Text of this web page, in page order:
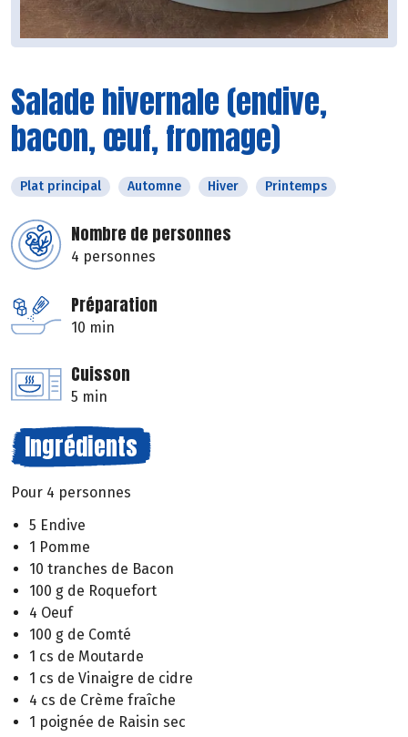
Salade hivernale (endive,
bacon, œuf, fromage)
Plat principal Automne Hiver Printemps
Nombre de personnes
4 personnes
Préparation
10 min
Cuisson
5 min
Ingrédients
Pour 4 personnes
5 Endive
1 Pomme
10 tranches de Bacon
100 g de Roquefort
4 Oeuf
100 g de Comté
1 cs de Moutarde
1 cs de Vinaigre de cidre
4 cs de Crème fraîche
1 poignée de Raisin sec